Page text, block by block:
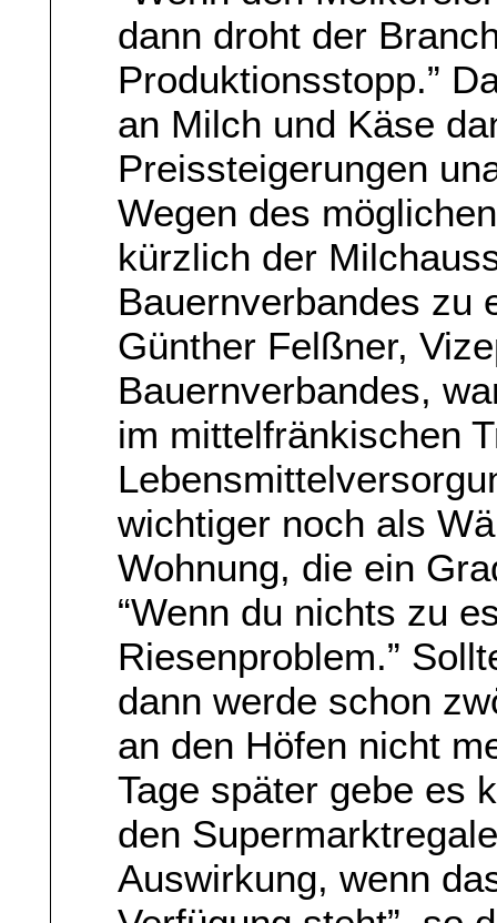
dann droht der
Produktionsstopp.”
an Milch und Käse
Preissteigerungen
Wegen des
kürzlich der
Bauernverbandes zu
Günther Felßner,
Bauernverbandes,
im mittelfränkischen
wichtiger noch als
Wohnung, die ein
“Wenn du nichts zu
Riesenproblem.”
dann werde schon
an den Höfen nicht
Tage später gebe es
den
Auswirkung, wenn